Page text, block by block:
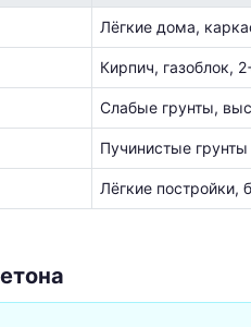
Лёгкие дома,
Кирпич, газоблок,
Слабые грунты,
Пучинистые грунты
Лёгкие постройки,